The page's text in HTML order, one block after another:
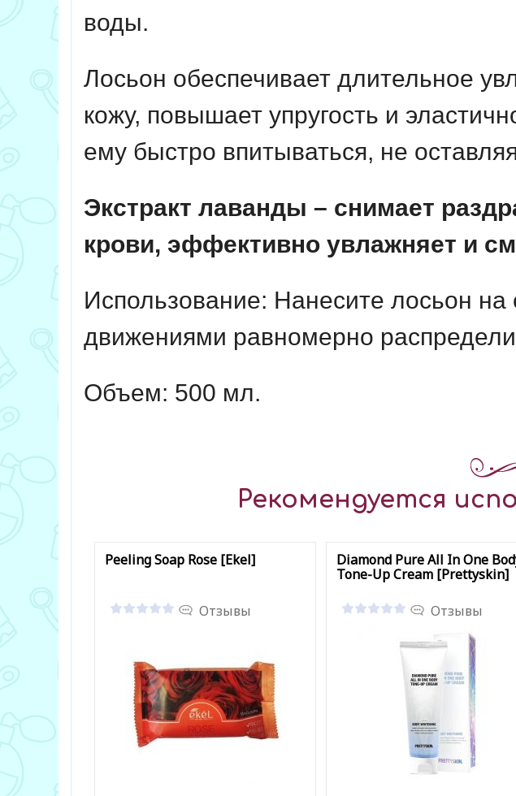
воды.
Лосьон обеспечивает длительное
кожу, повышает упругость и
ему быстро впитываться, не
Экстракт лаванды – снимает
крови, эффективно увлажняет и
Использование: Нанесите лосьон
движениями равномерно
Объем: 500 мл.
Рекомендуется
Peeling Soap Rose [Ekel]
Отзывы
Diamond Pure All In One
Tone-Up Cream [Prettyskin]
Отзывы